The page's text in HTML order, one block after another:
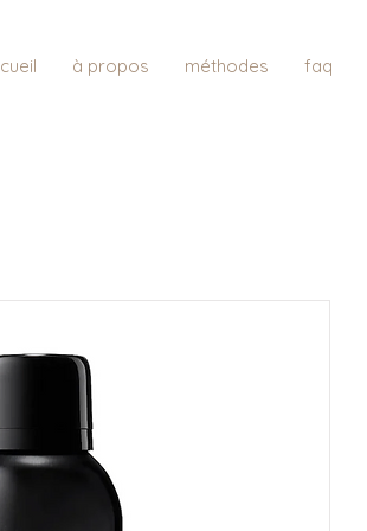
à propos méthodes faq